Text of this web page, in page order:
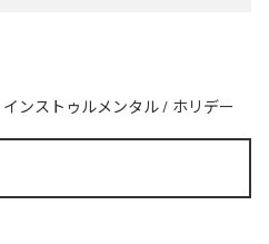
インストゥルメンタル / ホリデー